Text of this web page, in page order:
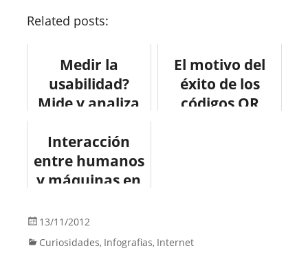
Related posts:
Medir la
usabilidad?
Mide y analiza
El motivo del
éxito de los
códigos QR
Interacción
entre humanos
y máquinas en
sanitario
#infografia
13/11/2012
Curiosidades, Infografias, Internet